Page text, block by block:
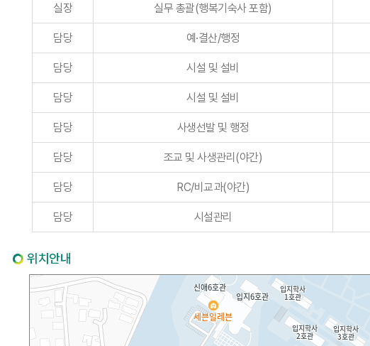
실장 실무 총괄(행복기숙사 포함)
담당 예·결산/행정
담당 시설 및 설비
담당 시설 및 설비
담당 사생선발 및 행정
담당 조교 및 사생관리(야간)
담당 RC/비교과(야간)
담당 시설관리
위치안내